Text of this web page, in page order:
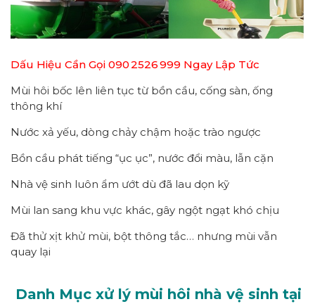
Dấu Hiệu Cần Gọi 090 2526 999 Ngay Lập Tức
Mùi hôi bốc lên liên tục từ bồn cầu, cống sàn, ống
thông khí
Nước xả yếu, dòng chảy chậm hoặc trào ngược
Bồn cầu phát tiếng “ục ục”, nước đổi màu, lẫn cặn
Nhà vệ sinh luôn ẩm ướt dù đã lau dọn kỹ
Mùi lan sang khu vực khác, gây ngột ngạt khó chịu
Đã thử xịt khử mùi, bột thông tắc… nhưng mùi vẫn
quay lại
Danh Mục xử lý mùi hôi nhà vệ sinh tại